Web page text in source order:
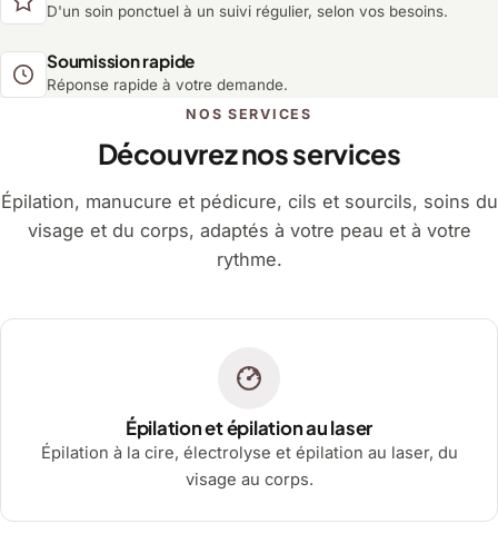
D'un soin ponctuel à un suivi régulier, selon vos besoins.
Soumission rapide
Réponse rapide à votre demande.
NOS SERVICES
Découvrez nos services
Épilation, manucure et pédicure, cils et sourcils, soins du
visage et du corps, adaptés à votre peau et à votre
rythme.
Épilation et épilation au laser
Épilation à la cire, électrolyse et épilation au laser, du
visage au corps.